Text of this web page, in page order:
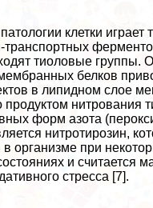
клетки играет
трaнcпортных
тиоловые группы.
белков
в липидном слое
продуктом нитрования
форм азота
нитротирозин,
организме при
и считается
стресса [7].